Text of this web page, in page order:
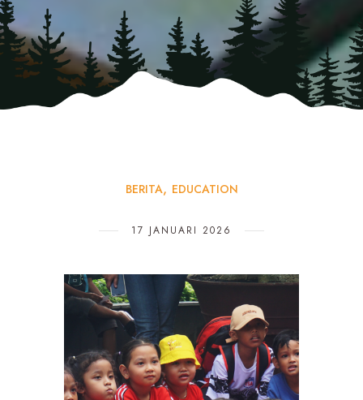
BERITA EDUCATION
17 JANUARI 2026